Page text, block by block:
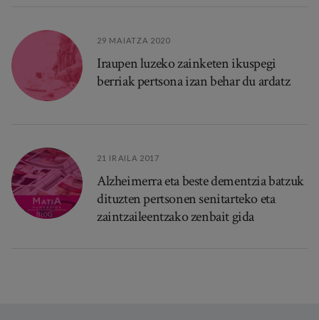
29 MAIATZA 2020
Iraupen luzeko zainketen ikuspegi
berriak pertsona izan behar du ardatz
21 IRAILA 2017
Alzheimerra eta beste dementzia batzuk
dituzten pertsonen senitarteko eta
zaintzaileentzako zenbait gida